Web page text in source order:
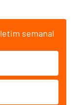
semanal